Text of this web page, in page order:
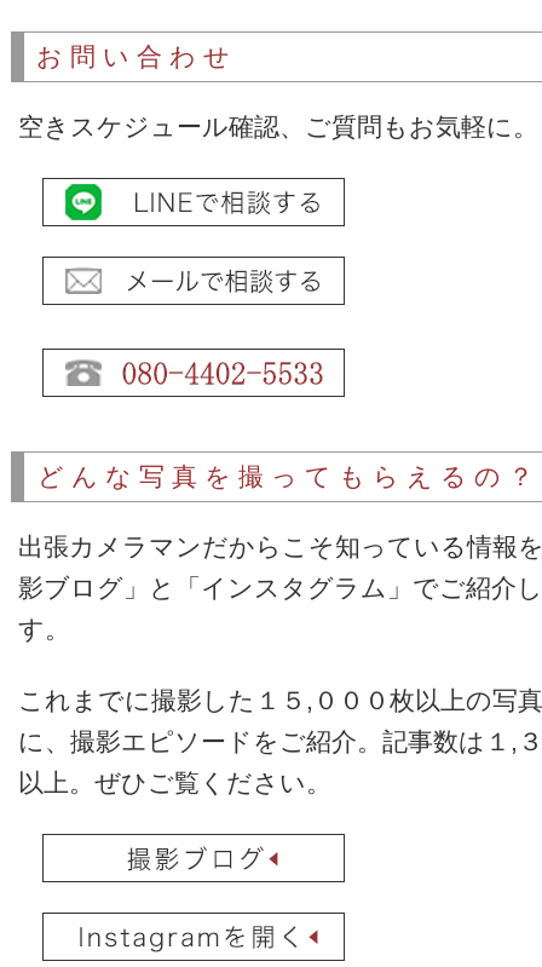
お問い合わせ
空きスケジュール確認、ご質問もお気軽に。
どんな写真を撮ってもらえるの？
出張カメラマンだからこそ知っている情報
影ブログ」と「インスタグラム」でご紹介
す。
これまでに撮影した１５,０００枚以上の写
に、撮影エピソードをご紹介。記事数は１,
以上。ぜひご覧ください。